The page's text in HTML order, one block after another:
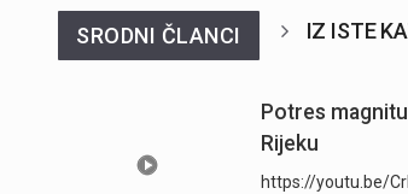
SRODNI ČLANCI IZ ISTE
Potres
Rijeku
https://youtu.be/